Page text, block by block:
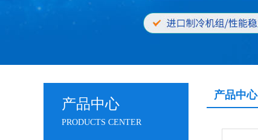
产品中心
PRODUCTS CENTER
产品中心